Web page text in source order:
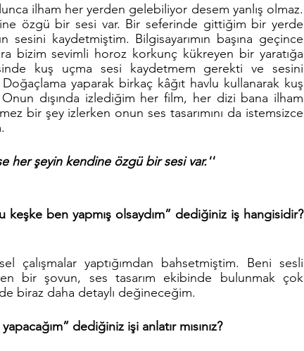
ilham her yerden gelebiliyor desem yanlış olmaz.
özgü bir sesi var. Bir seferinde gittiğim bir yerde
kaydetmiştim. Bilgisayarımın başına geçince
bizim sevimli horoz korkunç kükreyen bir yaratığa
kuş uçma sesi kaydetmem gerekti ve sesini
yaparak birkaç kâğıt havlu kullanarak kuş
dışında izlediğim her film, her dizi bana ilham
bir şey izlerken onun ses tasarımını da istemsizce
her şeyin kendine özgü bir sesi var.''
keşke ben yapmış olsaydım” dediğiniz iş hangisidir?
çalışmalar yaptığımdan bahsetmiştim. Beni sesli
bir şovun, ses tasarım ekibinde bulunmak çok
biraz daha detaylı değineceğim.
dediğiniz işi anlatır mısınız?